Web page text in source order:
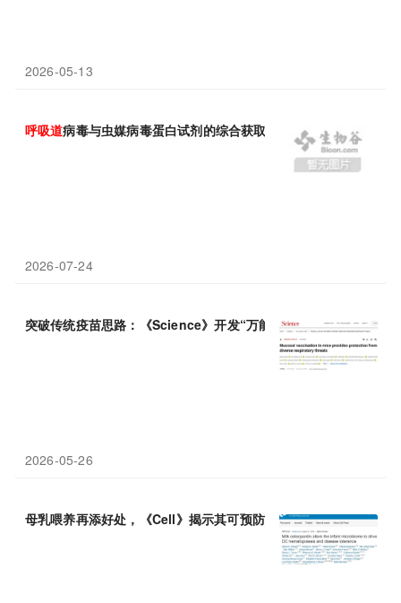
2026-05-13
呼吸道病毒与虫媒病毒蛋白试剂的综合获取方案
2026-07-24
突破传统疫苗思路：《Science》开发“万能训练营”，鼻内接种即
2026-05-26
母乳喂养再添好处，《Cell》揭示其可预防婴儿重症呼吸道感染